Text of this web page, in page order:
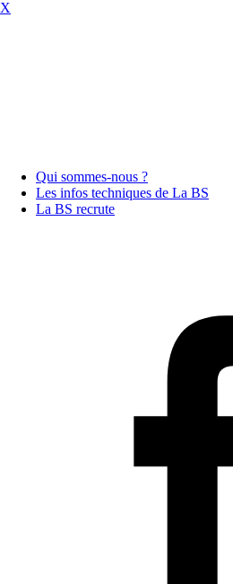
X
Qui sommes-nous ?
Les infos techniques de La BS
La BS recrute